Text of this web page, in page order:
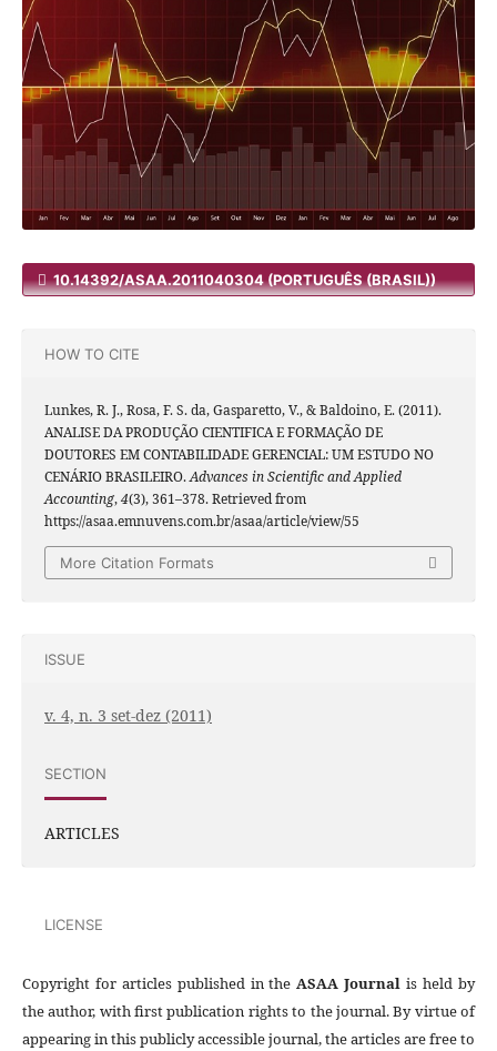
10.14392/ASAA.2011040304 (PORTUGUÊS (BRASIL))
HOW TO CITE
Lunkes, R. J., Rosa, F. S. da, Gasparetto, V., & Baldoino, E. (2011).
ANALISE DA PRODUÇÃO CIENTIFICA E FORMAÇÃO DE
DOUTORES EM CONTABILIDADE GERENCIAL: UM ESTUDO NO
CENÁRIO BRASILEIRO.Advances in Scientific and Applied
Accounting,4(3), 361–378. Retrieved from
https://asaa.emnuvens.com.br/asaa/article/view/55
More Citation Formats
ISSUE
v. 4, n. 3 set-dez (2011)
SECTION
ARTICLES
LICENSE
Copyright for articles published in theASAA Journalis held by
the author, with first publication rights to the journal. By virtue of
appearing in this publicly accessible journal, the articles are free to